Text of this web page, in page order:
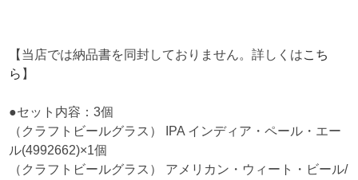
【当店では納品書を同封しておりません。詳しくはこち
ら 】
●セット内容：3個
（クラフトビールグラス） IPA インディア・ペール・エー
ル(4992662)×1個
（クラフトビールグラス） アメリカン・ウィート・ビール/